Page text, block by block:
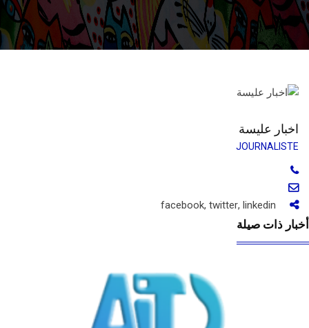
اخبار عليسة
JOURNALISTE
facebook, twitter, linkedin
ذات صيلة